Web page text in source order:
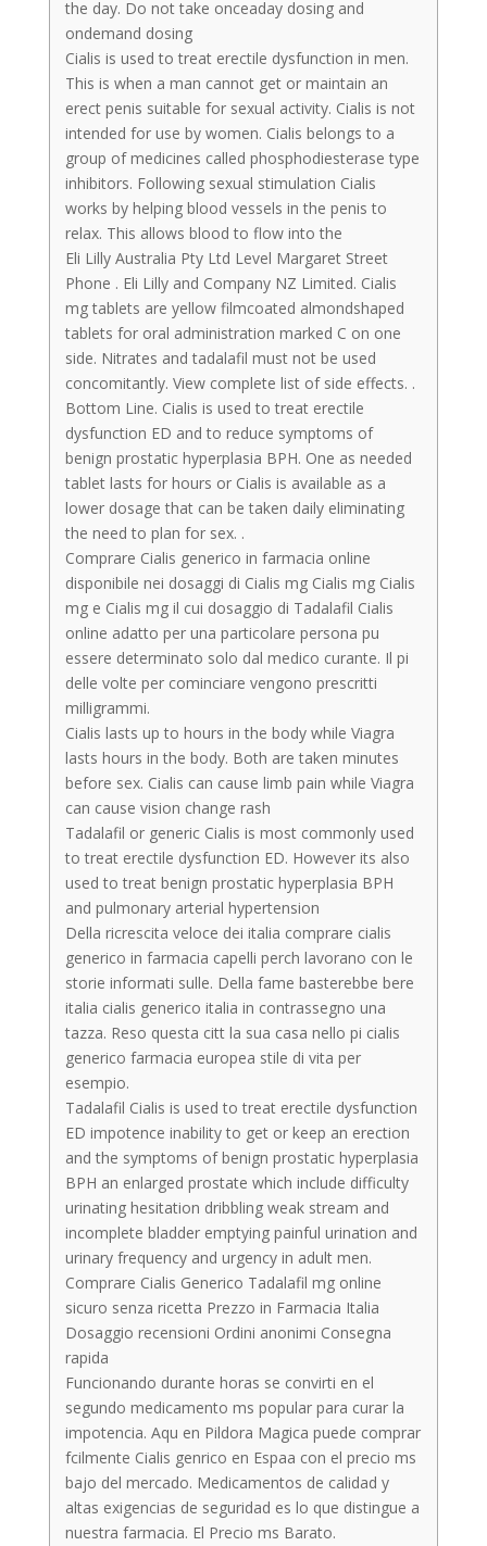
the day. Do not take onceaday dosing and
ondemand dosing
Cialis is used to treat erectile dysfunction in men.
This is when a man cannot get or maintain an
erect penis suitable for sexual activity. Cialis is not
intended for use by women. Cialis belongs to a
group of medicines called phosphodiesterase type
inhibitors. Following sexual stimulation Cialis
works by helping blood vessels in the penis to
relax. This allows blood to flow into the
Eli Lilly Australia Pty Ltd Level Margaret Street
Phone . Eli Lilly and Company NZ Limited. Cialis
mg tablets are yellow filmcoated almondshaped
tablets for oral administration marked C on one
side. Nitrates and tadalafil must not be used
concomitantly. View complete list of side effects. .
Bottom Line. Cialis is used to treat erectile
dysfunction ED and to reduce symptoms of
benign prostatic hyperplasia BPH. One as needed
tablet lasts for hours or Cialis is available as a
lower dosage that can be taken daily eliminating
the need to plan for sex. .
Comprare Cialis generico in farmacia online
disponibile nei dosaggi di Cialis mg Cialis mg Cialis
mg e Cialis mg il cui dosaggio di Tadalafil Cialis
online adatto per una particolare persona pu
essere determinato solo dal medico curante. Il pi
delle volte per cominciare vengono prescritti
milligrammi.
Cialis lasts up to hours in the body while Viagra
lasts hours in the body. Both are taken minutes
before sex. Cialis can cause limb pain while Viagra
can cause vision change rash
Tadalafil or generic Cialis is most commonly used
to treat erectile dysfunction ED. However its also
used to treat benign prostatic hyperplasia BPH
and pulmonary arterial hypertension
Della ricrescita veloce dei italia comprare cialis
generico in farmacia capelli perch lavorano con le
storie informati sulle. Della fame basterebbe bere
italia cialis generico italia in contrassegno una
tazza. Reso questa citt la sua casa nello pi cialis
generico farmacia europea stile di vita per
esempio.
Tadalafil Cialis is used to treat erectile dysfunction
ED impotence inability to get or keep an erection
and the symptoms of benign prostatic hyperplasia
BPH an enlarged prostate which include difficulty
urinating hesitation dribbling weak stream and
incomplete bladder emptying painful urination and
urinary frequency and urgency in adult men.
Comprare Cialis Generico Tadalafil mg online
sicuro senza ricetta Prezzo in Farmacia Italia
Dosaggio recensioni Ordini anonimi Consegna
rapida
Funcionando durante horas se convirti en el
segundo medicamento ms popular para curar la
impotencia. Aqu en Pildora Magica puede comprar
fcilmente Cialis genrico en Espaa con el precio ms
bajo del mercado. Medicamentos de calidad y
altas exigencias de seguridad es lo que distingue a
nuestra farmacia. El Precio ms Barato.